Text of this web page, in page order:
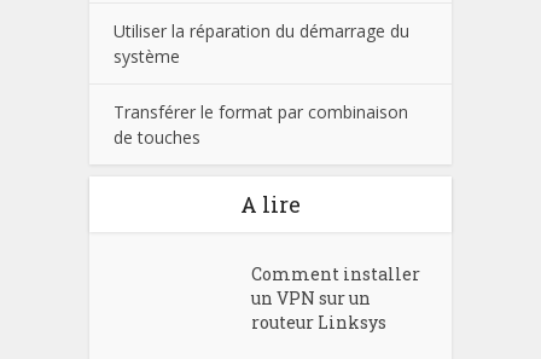
Utiliser la réparation du démarrage du
système
Transférer le format par combinaison
de touches
A lire
Comment installer
un VPN sur un
routeur Linksys